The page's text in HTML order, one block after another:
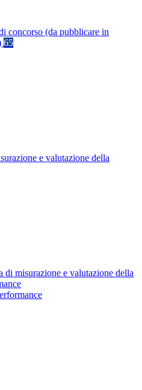
concorso (da pubblicare in
65
e valutazione della
di misurazione e valutazione della